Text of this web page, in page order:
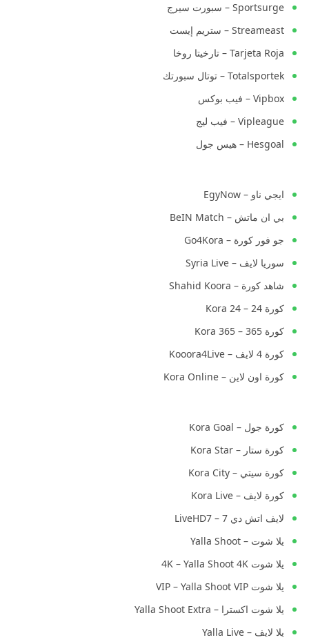
Sportsurge – سبورت سيرج
Streameast – ستريم إيست
Tarjeta Roja – تارخيتا روخا
Totalsportek – توتال سبورتك
Vipbox – فيب بوكس
Vipleague – فيب ليج
Hesgoal – هيس جول
ايجي ناو – EgyNow
بي ان ماتش – BeIN Match
جو فور كورة – Go4Kora
سوريا لايف – Syria Live
شاهد كورة – Shahid Koora
كورة 24 – Kora 24
كورة 365 – Kora 365
كورة 4 لايف – Kooora4Live
كورة اون لاين – Kora Online
كورة جول – Kora Goal
كورة ستار – Kora Star
كورة سيتي – Kora City
كورة لايف – Kora Live
لايف اتش دي 7 – LiveHD7
يلا شوت – Yalla Shoot
يلا شوت 4K – Yalla Shoot 4K
يلا شوت VIP – Yalla Shoot VIP
يلا شوت اكسترا – Yalla Shoot Extra
يلا لايف – Yalla Live